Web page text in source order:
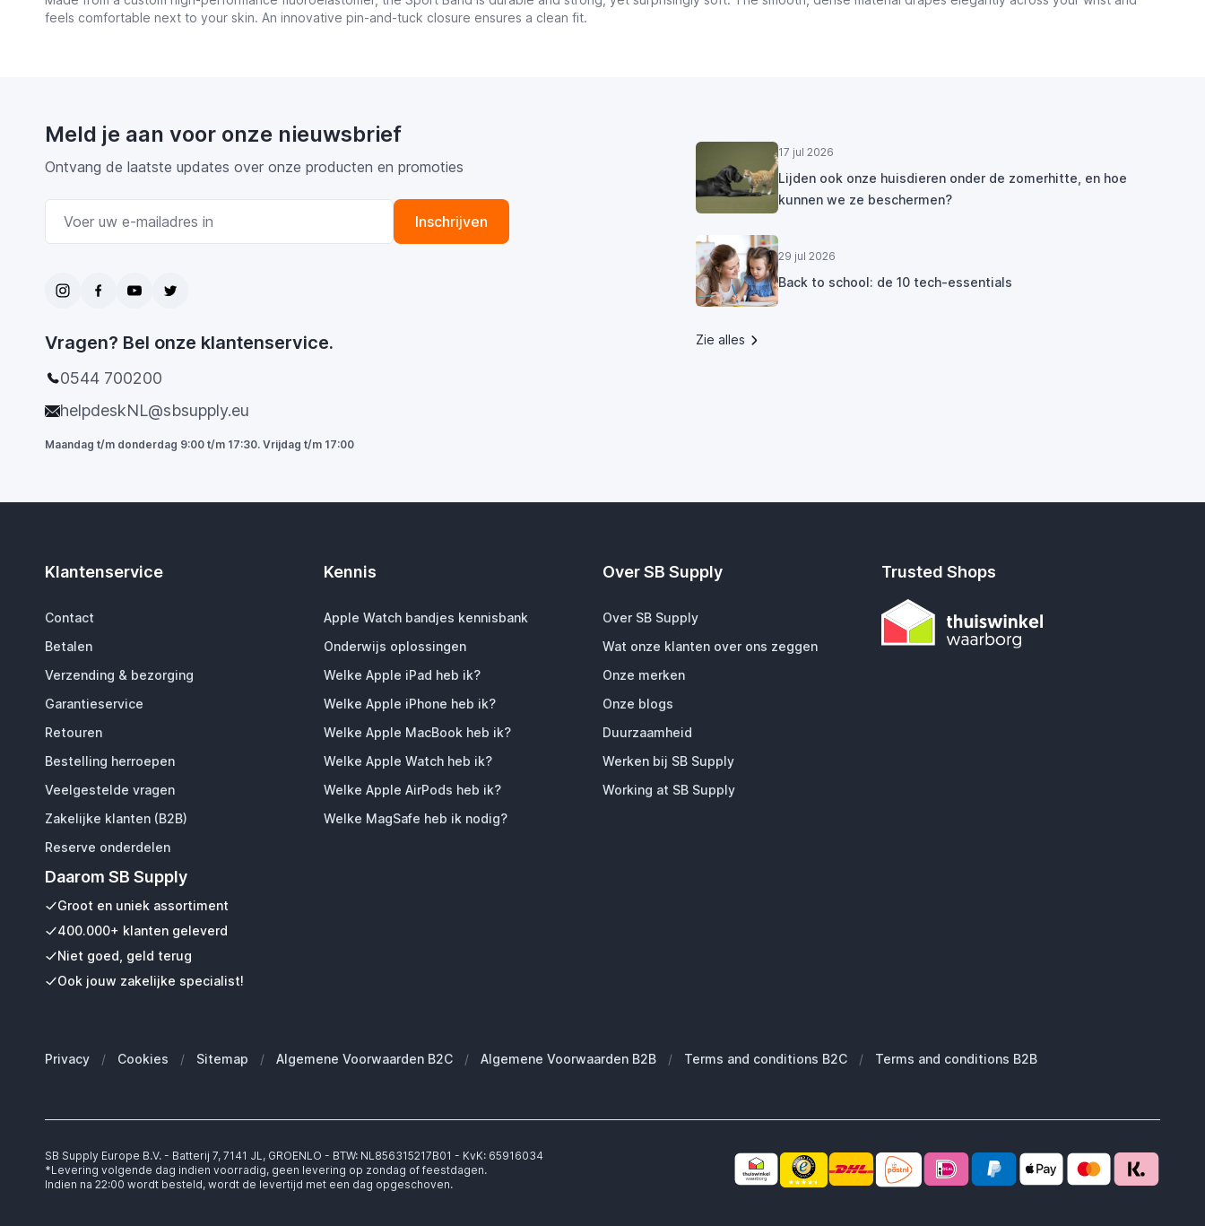
feels comfortable next to your skin. An innovative pin-and-tuck closure ensures a clean fit.
Meld je aan voor onze nieuwsbrief
Ontvang de laatste updates over onze producten en promoties
Inschrijven
Vragen? Bel onze klantenservice.
0544 700200
helpdeskNL@sbsupply.eu
Maandag t/m donderdag 9:00 t/m 17:30. Vrijdag t/m 17:00
17 jul 2026
Lijden ook onze huisdieren onder de zomerhitte, en hoe
kunnen we ze beschermen?
29 jul 2026
Back to school: de 10 tech-essentials
Zie alles
Klantenservice
Contact
Betalen
Verzending & bezorging
Garantieservice
Retouren
Bestelling herroepen
Veelgestelde vragen
Zakelijke klanten (B2B)
Reserve onderdelen
Daarom SB Supply
Groot en uniek assortiment
400.000+ klanten geleverd
Niet goed, geld terug
Ook jouw zakelijke specialist!
Kennis
Apple Watch bandjes kennisbank
Onderwijs oplossingen
Welke Apple iPad heb ik?
Welke Apple iPhone heb ik?
Welke Apple MacBook heb ik?
Welke Apple Watch heb ik?
Welke Apple AirPods heb ik?
Welke MagSafe heb ik nodig?
Over SB Supply
Over SB Supply
Wat onze klanten over ons zeggen
Onze merken
Onze blogs
Duurzaamheid
Werken bij SB Supply
Working at SB Supply
Trusted Shops
Privacy / Cookies / Sitemap / Algemene Voorwaarden B2C / Algemene Voorwaarden B2B / Terms and conditions B2C / Terms and conditions B2B
SB Supply Europe B.V. - Batterij 7, 7141 JL, GROENLO - BTW: NL856315217B01 - KvK: 65916034
*Levering volgende dag indien voorradig, geen levering op zondag of feestdagen.
Indien na 22:00 wordt besteld, wordt de levertijd met een dag opgeschoven.